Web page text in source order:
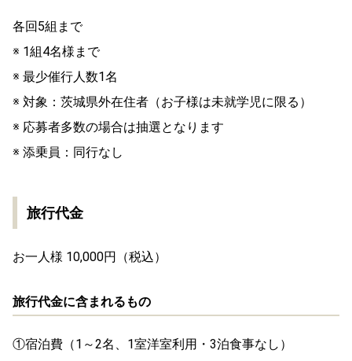
各回5組まで
※ 1組4名様まで
※ 最少催行人数1名
※ 対象：茨城県外在住者（お子様は未就学児に限る）
※ 応募者多数の場合は抽選となります
※ 添乗員：同行なし
旅行代金
お一人様 10,000円（税込）
旅行代金に含まれるもの
①宿泊費（1～2名、1室洋室利用・3泊食事なし）